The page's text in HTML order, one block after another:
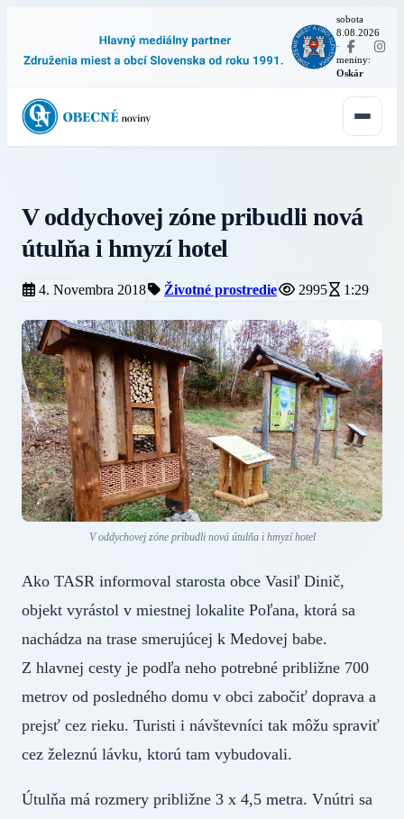
sobota
8.08.2026
·
meniny:
Oskár
V oddychovej zóne pribudli nová
útulňa i hmyzí hotel
4. Novembra 2018 Životné prostredie 2995 1:29
V oddychovej zóne pribudli nová útulňa i hmyzí hotel
Ako TASR informoval starosta obce Vasiľ Dinič,
objekt vyrástol v miestnej lokalite Poľana, ktorá sa
nachádza na trase smerujúcej k Medovej babe.
Z hlavnej cesty je podľa neho potrebné približne 700
metrov od posledného domu v obci zabočiť doprava a
prejsť cez rieku. Turisti i návštevníci tak môžu spraviť
cez železnú lávku, ktorú tam vybudovali.
Útulňa má rozmery približne 3 x 4,5 metra. Vnútri sa